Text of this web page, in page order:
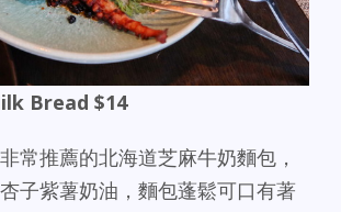
Bread $14
常推薦的北海道芝麻牛奶麵包，
子紫薯奶油，麵包蓬鬆可口有著